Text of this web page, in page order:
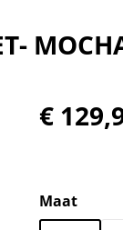
Normale prijs:
€
Selecteer
Maat